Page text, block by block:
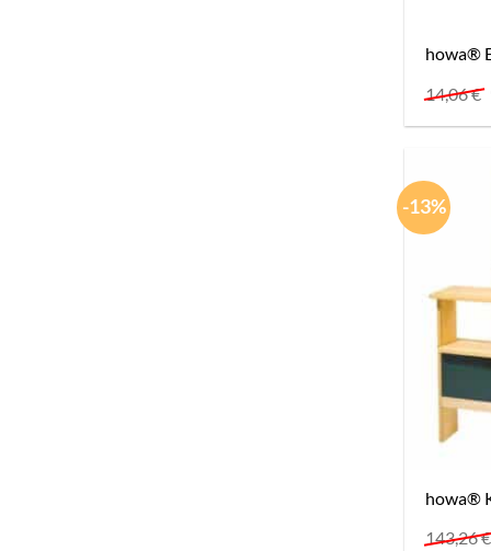
howa®
14,06€
-13%
howa®
143,26€